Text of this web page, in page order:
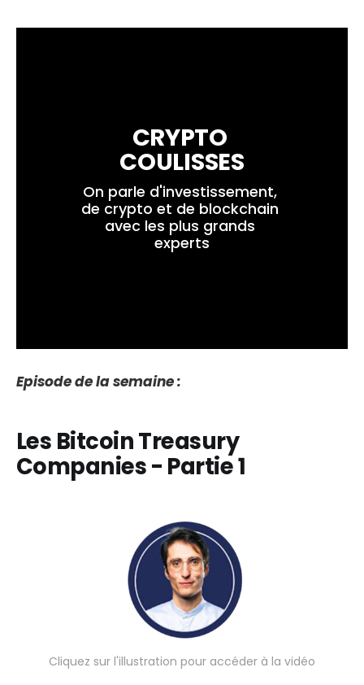
CRYPTO
COULISSES
On parle d'investissement,
de crypto et de blockchain
avec les plus grands
experts
Episode de la semaine :
Les Bitcoin Treasury
Companies - Partie 1
Cliquez sur l'illustration pour accéder à la vidéo